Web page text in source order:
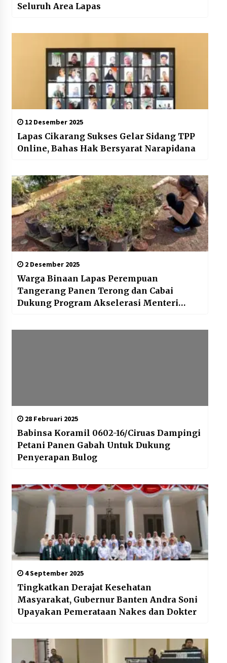
Seluruh Area Lapas
12 Desember 2025
Lapas Cikarang Sukses Gelar Sidang TPP
Online, Bahas Hak Bersyarat Narapidana
2 Desember 2025
Warga Binaan Lapas Perempuan
Tangerang Panen Terong dan Cabai
Dukung Program Akselerasi Menteri
28 Februari 2025
Babinsa Koramil 0602-16/Ciruas Dampingi
Petani Panen Gabah Untuk Dukung
Penyerapan Bulog
4 September 2025
Tingkatkan Derajat Kesehatan
Masyarakat, Gubernur Banten Andra Soni
Upayakan Pemerataan Nakes dan Dokter